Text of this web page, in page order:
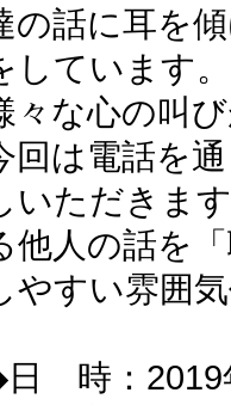
の話に耳を
しています
々な心の叫
回は電話を
いただきま
他人の話を
やすい雰囲
時：2019